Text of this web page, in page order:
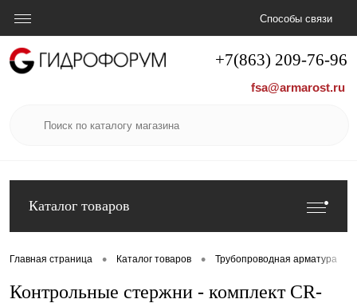
+7(863) 209-76-96
fsa@armarost.ru
Способы связи
Каталог товаров
Главная страница • Каталог товаров • Трубопроводная арматура
Контрольные стержни - комплект CR-